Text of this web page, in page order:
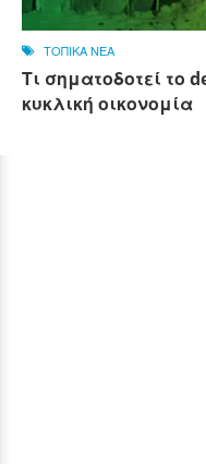
ΤΟΠΙΚΑ ΝΕΑ
Τι σηματοδοτεί το
κυκλική οικονομία